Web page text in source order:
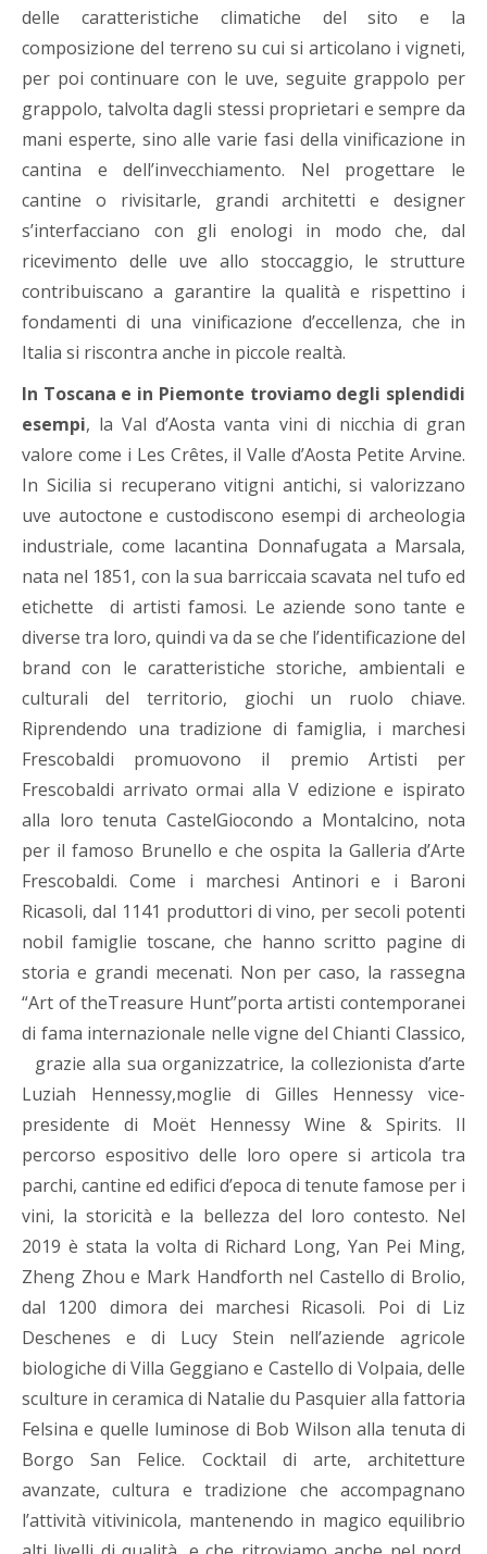
delle caratteristiche climatiche del sito e la
composizione del terreno su cui si articolano i vigneti,
per poi continuare con le uve, seguite grappolo per
grappolo, talvolta dagli stessi proprietari e sempre da
mani esperte, sino alle varie fasi della vinificazione in
cantina e dell’invecchiamento. Nel progettare le
cantine o rivisitarle, grandi architetti e designer
s’interfacciano con gli enologi in modo che, dal
ricevimento delle uve allo stoccaggio, le strutture
contribuiscano a garantire la qualità e rispettino i
fondamenti di una vinificazione d’eccellenza, che in
Italia si riscontra anche in piccole realtà.
In Toscana e in Piemonte troviamo degli splendidi
esempi, la Val d’Aosta vanta vini di nicchia di gran
valore come i Les Crêtes, il Valle d’Aosta Petite Arvine.
In Sicilia si recuperano vitigni antichi, si valorizzano
uve autoctone e custodiscono esempi di archeologia
industriale, come lacantina Donnafugata a Marsala,
nata nel 1851, con la sua barriccaia scavata nel tufo ed
etichette di artisti famosi. Le aziende sono tante e
diverse tra loro, quindi va da se che l’identificazione del
brand con le caratteristiche storiche, ambientali e
culturali del territorio, giochi un ruolo chiave.
Riprendendo una tradizione di famiglia, i marchesi
Frescobaldi promuovono il premio Artisti per
Frescobaldi arrivato ormai alla V edizione e ispirato
alla loro tenuta CastelGiocondo a Montalcino, nota
per il famoso Brunello e che ospita la Galleria d’Arte
Frescobaldi. Come i marchesi Antinori e i Baroni
Ricasoli, dal 1141 produttori di vino, per secoli potenti
nobil famiglie toscane, che hanno scritto pagine di
storia e grandi mecenati. Non per caso, la rassegna
“Art of theTreasure Hunt”porta artisti contemporanei
di fama internazionale nelle vigne del Chianti Classico,
grazie alla sua organizzatrice, la collezionista d’arte
Luziah Hennessy,moglie di Gilles Hennessy vice-
presidente di Moët Hennessy Wine & Spirits. Il
percorso espositivo delle loro opere si articola tra
parchi, cantine ed edifici d’epoca di tenute famose per i
vini, la storicità e la bellezza del loro contesto. Nel
2019 è stata la volta di Richard Long, Yan Pei Ming,
Zheng Zhou e Mark Handforth nel Castello di Brolio,
dal 1200 dimora dei marchesi Ricasoli. Poi di Liz
Deschenes e di Lucy Stein nell’aziende agricole
biologiche di Villa Geggiano e Castello di Volpaia, delle
sculture in ceramica di Natalie du Pasquier alla fattoria
Felsina e quelle luminose di Bob Wilson alla tenuta di
Borgo San Felice. Cocktail di arte, architetture
avanzate, cultura e tradizione che accompagnano
l’attività vitivinicola, mantenendo in magico equilibrio